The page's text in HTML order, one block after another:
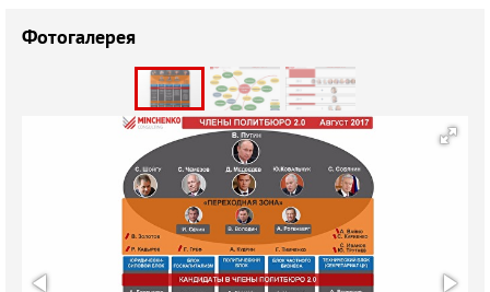
Фотогалерея